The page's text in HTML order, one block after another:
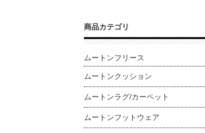
商品カテゴリ
ムートンフリース
ムートンクッション
ムートンラグ/カーペット
ムートンフットウェア